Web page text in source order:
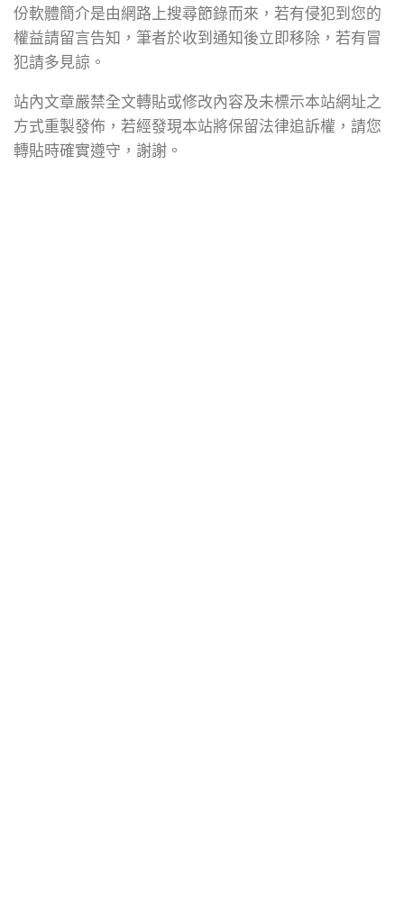
份軟體簡介是由網路上搜尋節錄而來，若有侵犯到您的
權益請留言告知，筆者於收到通知後立即移除，若有冒
犯請多見諒。
站內文章嚴禁全文轉貼或修改內容及未標示本站網址之
方式重製發佈，若經發現本站將保留法律追訴權，請您
轉貼時確實遵守，謝謝。